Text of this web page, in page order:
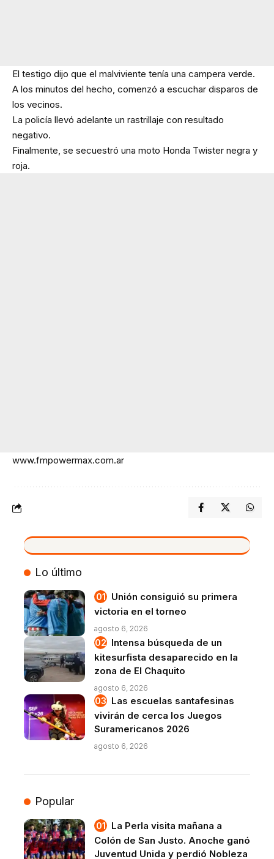
El testigo dijo que el malviviente tenía una campera verde.
A los minutos del hecho, comenzó a escuchar disparos de
los vecinos.
La policía llevó adelante un rastrillaje con resultado
negativo.
Finalmente, se secuestró una moto Honda Twister negra y
roja.
www.fmpowermax.com.ar
VIVO
Lo último
Unión consiguió su primera
victoria en el torneo
agosto 6, 2026
Intensa búsqueda de un
kitesurfista desaparecido en la
zona de El Chaquito
agosto 6, 2026
Las escuelas santafesinas
vivirán de cerca los Juegos
Suramericanos 2026
agosto 6, 2026
Popular
La Perla visita mañana a
Colón de San Justo. Anoche ganó
Juventud Unida y perdió Nobleza